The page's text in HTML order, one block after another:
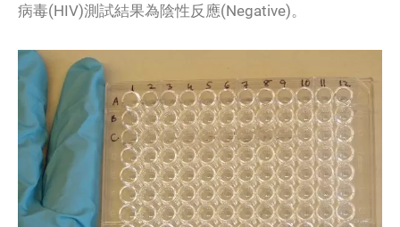
病毒(HIV)測試結果為陰性反應(Negative)。